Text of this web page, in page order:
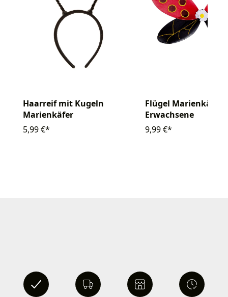
Haarreif mit Kugeln
Marienkäfer
5,99 €*
Flügel Marienkäfer
Erwachsene
9,99 €*